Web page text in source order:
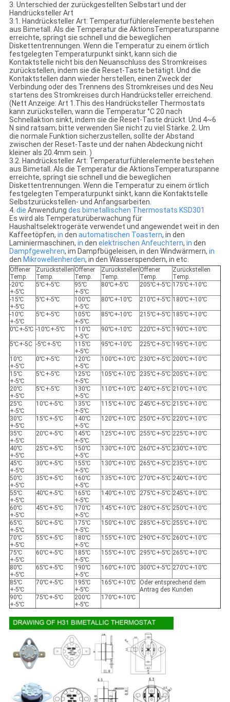
3. Unterschied der zurückgestellten Selbstart und der
Handrücksteller Art
3.1. Handrücksteller Art: Temperaturfühlerelemente bestehen
aus Bimetall. Als die Temperatur die AktionsTemperaturspanne
erreichte, springt sie schnell und die beweglichen
Diskettentrennungen. Wenn die Temperatur zu einem örtlich
festgelegten Temperaturpunkt sinkt, kann sich die
Kontaktstelle nicht bis den Neuanschluss des Stromkreises
zurückstellen, indem sie die Reset-Taste betätigt. Und die
Kontaktstellen dann wieder herstellen, einen Zweck der
Verbindung oder des Trennens des Stromkreises und des Neu
startens des Stromkreises durch Handrücksteller erreichend.
(Nett Anzeige: Art 1.This des Handrücksteller Thermostats
kann zurückstellen, wann die Temperatur °C 20 nach
Schnellaktion sinkt, indem sie die Reset-Taste drückt. Und 4~6
N sind ratsam; bitte verwenden Sie nicht zu viel Stärke. 2. Um
die normale Funktion sicherzustellen, sollte der Abstand
zwischen der Reset-Taste und der nahen Abdeckung nicht
kleiner als 20.4mm sein. )
3.2. Handrücksteller Art: Temperaturfühlerelemente bestehen
aus Bimetall. Als die Temperatur die AktionsTemperaturspanne
erreichte, springt sie schnell und die beweglichen
Diskettentrennungen. Wenn die Temperatur zu einem örtlich
festgelegten Temperaturpunkt sinkt, kann die Kontaktstelle
Selbstzurückstellen- und Anfangsarbeiten.
4. die Anwendung des bimetallischen Thermostats KSD301
Es wird als Temperaturüberwachung für
Haushaltselektrogeräte verwendet und angewendet weit in den
Kaffeetöpfen, in den automatischen Toastern, in den
Laminiermaschinen, in den elektrischen Anfeuchtern, in den
Dampfgewehren, im Dampfbügeleisen, in den Windwärmern, in
den Mikrowellenherden, in den Wasserspendern, in etc.
Offener
Temp.
Zurückstellen
Temp.
Offener
Temp.
Zurückstellen
Temp.
Offener
Temp.
Zurückstellen
Temp.
-20℃
+-5℃
5℃+-5℃
95℃
+-5℃
80℃+-5℃ 205℃+-5℃ 175℃+-10℃
-15℃
+-5℃
5℃+-5℃
100℃
+-5℃
80℃+-10℃ 210℃+-5℃ 180℃+-10℃
-10℃
+-5℃
5℃+-5℃
105℃
+-5℃
85℃+-10℃ 215℃+-5℃ 185℃+-10℃
0℃+-5℃ -10℃+-5℃
110℃
+-5℃
90℃+-10℃ 220℃+-5℃ 190℃+-10℃
5℃+-5C -5℃+-5℃
115℃
+-5℃
95℃+-10℃ 225℃+-5℃ 195℃+-10℃
10℃
+-5℃
0℃+-5℃
120℃
+-5℃
100℃+-10℃ 230℃+-5℃ 200℃+-10℃
15℃
+-5℃
5℃+-5℃
125℃
+-5℃
105℃+-10℃ 235℃+-5℃ 205℃+-10℃
20℃
+-5℃
5℃+-5℃
130℃
+-5℃
110℃+-10℃ 240℃+-5℃ 210℃+-10℃
25℃
+-5℃
10℃+-5℃
135℃
+-5℃
115℃+-10℃ 245℃+-5℃ 215℃+-10℃
30℃
+-5℃
15℃+-5℃
140℃
+-5℃
120℃+-10℃ 250℃+-5℃ 220℃+-10℃
35℃
+-5℃
20℃+-5℃
145℃
+-5℃
125℃+-10℃ 255℃+-5℃ 225℃+-10℃
40℃
+-5℃
25℃+-5℃
150℃
+-5℃
130℃+-10℃ 260℃+-5℃ 230℃+-10℃
45℃
+-5℃
30℃+-5℃
155℃
+-5℃
130℃+-10℃ 265℃+-5℃ 235℃+-10℃
50℃
+-5℃
35℃+-5℃
160℃
+-5℃
135℃+-10℃ 270℃+-5℃ 240℃+-10℃
55℃
+-5℃
40℃+-5℃
165℃
+-5℃
140℃+-10℃ 275℃+-5℃ 245℃+-10℃
60℃
+-5℃
45℃+-5℃
170℃
+-5℃
145℃+-10℃ 280℃+-5℃ 250℃+-10℃
65℃
+-5℃
50℃+-5℃
175℃
+-5℃
150℃+-10℃ 285℃+-5℃ 255℃+-10℃
70℃
+-5℃
55℃+-5℃
180℃
+-5℃
155℃+-10℃ 290℃+-5℃ 260℃+-10℃
75℃
+-5℃
60℃+-5℃
185℃
+-5℃
155℃+-10℃ 295℃+-5℃ 265℃+-10℃
80℃
+-5℃
65℃+-5℃
190℃
+-5℃
160℃+-10℃ 300℃+-5℃ 270℃+-10℃
85℃
+-5℃
70℃+-5℃
195℃
+-5℃
165℃+-10℃
Oder entsprechend dem
Antrag des Kunden
90℃
+-5℃
75℃+-5℃
200℃
+-5℃
170℃+-10℃